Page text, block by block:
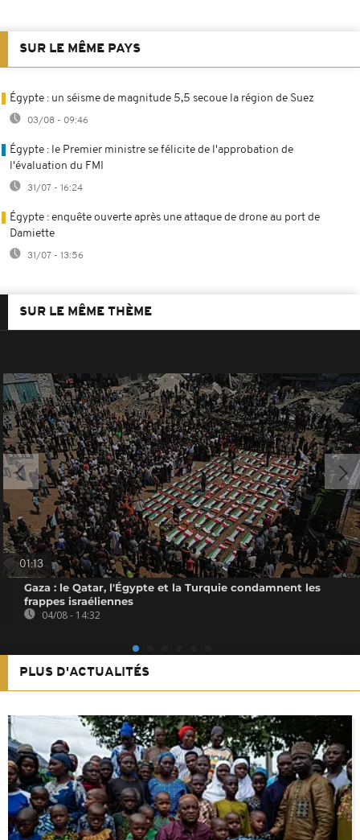
SUR LE MÊME PAYS
Égypte : un séisme de magnitude 5,5 secoue la région de Suez
03/08 - 09:46
Égypte : le Premier ministre se félicite de l'approbation de
l'évaluation du FMI
31/07 - 16:24
Égypte : enquête ouverte après une attaque de drone au port de
Damiette
31/07 - 13:56
SUR LE MÊME THÈME
01:13
Gaza : le Qatar, l'Égypte et la Turquie condamnent les
frappes israéliennes
04/08 - 14:32
PLUS D'ACTUALITÉS